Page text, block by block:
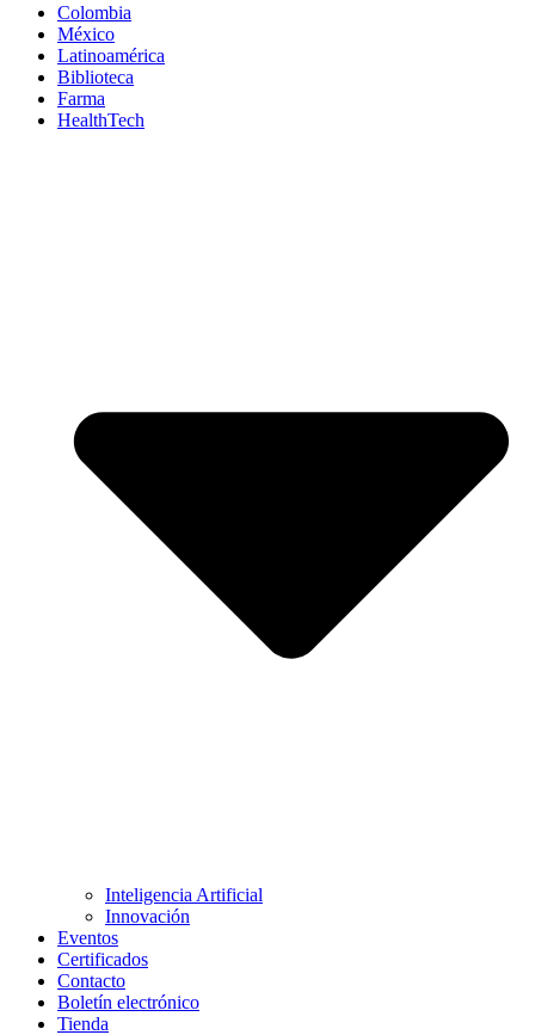
Colombia
México
Latinoamérica
Biblioteca
Farma
HealthTech
Inteligencia Artificial
Innovación
Eventos
Certificados
Contacto
Boletín electrónico
Tienda